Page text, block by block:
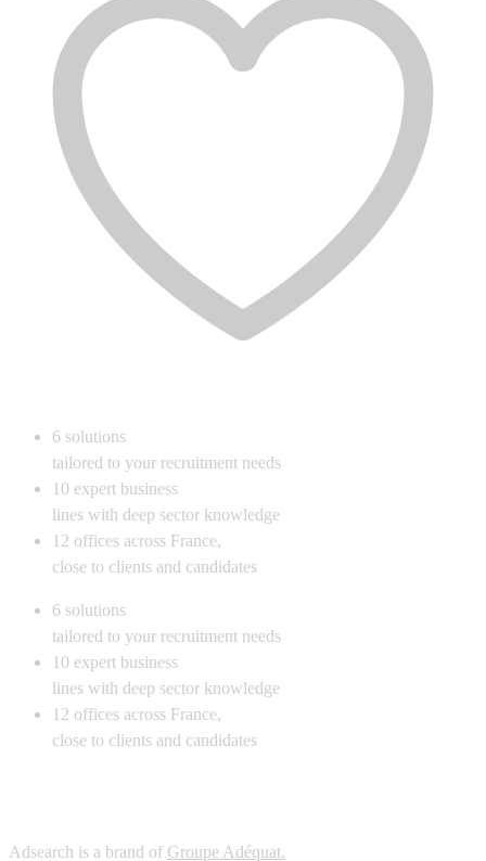
6 solutions
tailored to your recruitment needs
10 expert business
lines with deep sector knowledge
12 offices across France,
close to clients and candidates
6 solutions
tailored to your recruitment needs
10 expert business
lines with deep sector knowledge
12 offices across France,
close to clients and candidates
Adsearch is a brand of Groupe Adéquat.